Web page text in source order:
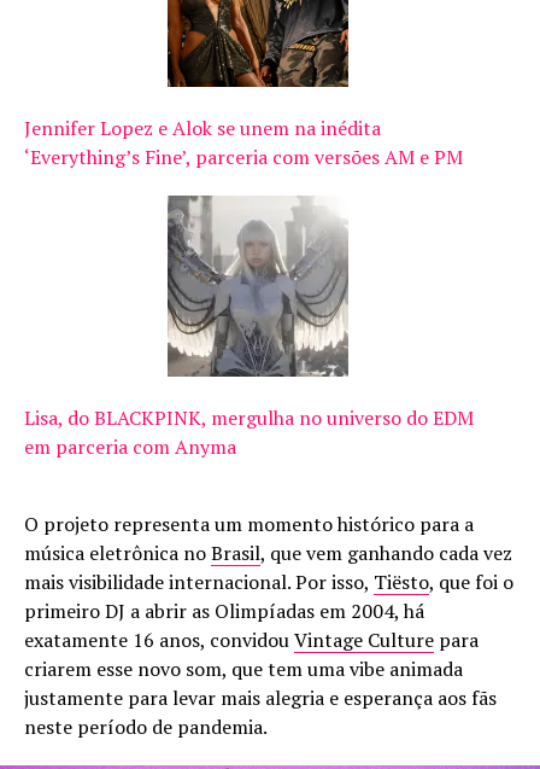
Jennifer Lopez e Alok se unem na inédita
‘Everything’s Fine’, parceria com versões AM e PM
Lisa, do BLACKPINK, mergulha no universo do EDM
em parceria com Anyma
O projeto representa um momento histórico para a
música eletrônica noBrasil, que vem ganhando cada vez
mais visibilidade internacional. Por isso, Tiësto, que foi o
primeiro DJ a abrir as Olimpíadas em 2004, há
exatamente 16 anos, convidouVintage Culture para
criarem esse novo som, que tem uma vibe animada
justamente para levar mais alegria e esperança aos fãs
neste período de pandemia.